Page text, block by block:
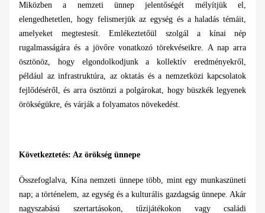
Miközben a nemzeti ünnep jelentőségét mélyítjük el,
elengedhetetlen, hogy felismerjük az egység és a haladás témáit,
amelyeket megtestesít. Emlékeztetőül szolgál a kínai nép
rugalmasságára és a jövőre vonatkozó törekvéseikre. A nap arra
ösztönöz, hogy elgondolkodjunk a kollektív eredményekről,
például az infrastruktúra, az oktatás és a nemzetközi kapcsolatok
fejlődéséről, és arra ösztönzi a polgárokat, hogy büszkék legyenek
örökségükre, és várják a folyamatos növekedést.
Következtetés: Az örökség ünnepe
Összefoglalva, Kína nemzeti ünnepe több, mint egy munkaszüneti
nap; a történelem, az egység és a kulturális gazdagság ünnepe. Akár
nagyszabású szertartásokon, tűzijátékokon vagy családi